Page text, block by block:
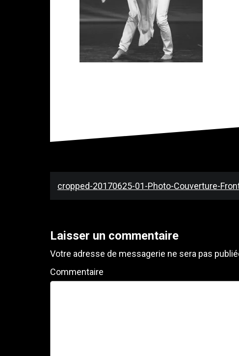
Navigation
de
cropped-20170625-01-Photo-Couverture-
Laisser un commentaire
Votre adresse de messagerie ne sera pas
Commentaire